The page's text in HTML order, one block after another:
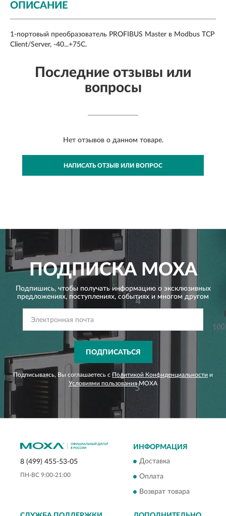
ОПИСАНИЕ
1-портовый преобразователь PROFIBUS Master в Modbus TCP
Client/Server, -40...+75С.
Последние отзывы или
вопросы
Нет отзывов о данном товаре.
НАПИСАТЬ ОТЗЫВ ИЛИ ВОПРОС
ПОДПИСКАMOXA
Подпишись, чтобы получать информацию о эксклюзивных
предложениях, поступлениях, событиях и многом другом
ПОДПИСАТЬСЯ
Подписываясь, Вы соглашаетесь с Политикой Конфиденциальности и
Условиями пользованияMOXA
8 (499) 455-53-05
ПН-ВС 9:00-21:00
ИНФОРМАЦИЯ
Доставка
Оплата
Возврат товара